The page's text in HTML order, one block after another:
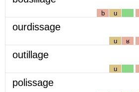
b u
ourdissage
u ʁ
outillage
u
polissage